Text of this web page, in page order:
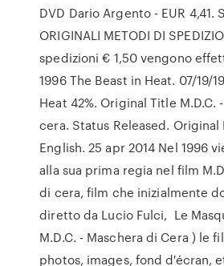
DVD Dario Argento - EUR 4,41.
ORIGINALI METODI DI
spedizioni € 1,50 vengono
1996 The Beast in Heat. 07/19/
Heat 42%. Original Title M.D.C.
cera. Status Released. Original
English. 25 apr 2014 Nel 1996
alla sua prima regia nel film
di cera, film che inizialmente
diretto da Lucio Fulci, Le
M.D.C. - Maschera di Cera ) le
photos, images, fond d'écran,